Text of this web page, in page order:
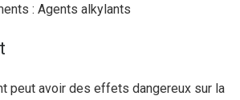
: Agents alkylants
peut avoir des effets dangereux sur la